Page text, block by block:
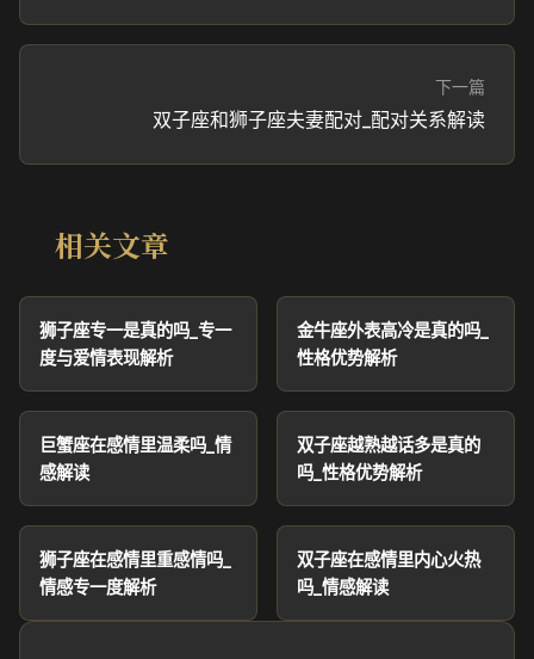
下一篇
双子座和狮子座夫妻配对_配对关系解读
相关文章
狮子座专一是真的吗_专一
度与爱情表现解析
金牛座外表高冷是真的吗_
性格优势解析
巨蟹座在感情里温柔吗_情
感解读
双子座越熟越话多是真的
吗_性格优势解析
狮子座在感情里重感情吗_
情感专一度解析
双子座在感情里内心火热
吗_情感解读